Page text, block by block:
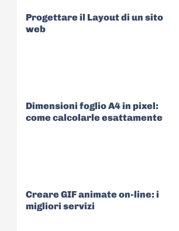
Progettare il Layout di un sito
web
Dimensioni foglio A4 in pixel:
come calcolarle esattamente
Creare GIF animate on-line: i
migliori servizi